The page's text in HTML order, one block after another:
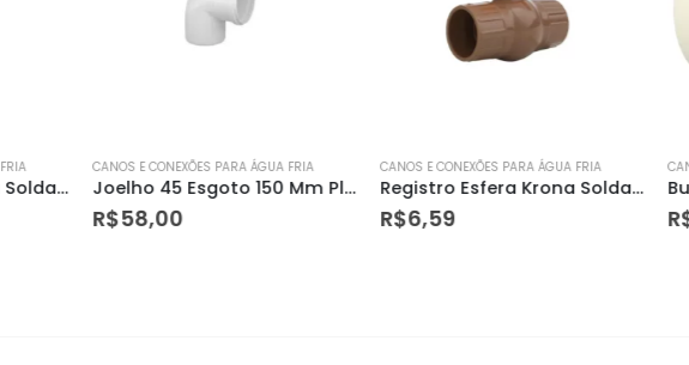
CANOS E CONEXÕES PARA ÁGUA FRIA
Joelho 45 Esgoto 150 Mm Plastubos/fortleve/plastilit
CANOS E CONEXÕES PARA ÁGUA FRIA
Registro Esfera Krona Soldavel 32mm
CANOS E